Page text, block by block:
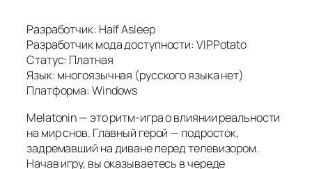
Разработчик: Half Asleep
Разработчик мода доступности: VIPPotato
Статус: Платная
Язык: многоязычная (русского языка нет)
Платформа: Windows
Melatonin — это ритм-игра о влиянии реальности
на мир снов. Главный герой — подросток,
задремавший на диване перед телевизором.
Начав игру, вы оказываетесь в череде